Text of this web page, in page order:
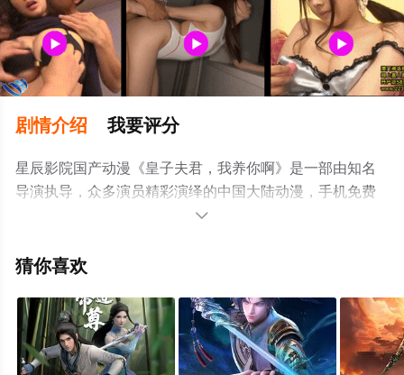
剧情介绍 我要评分
星辰影院国产动漫《皇子夫君，我养你啊》是一部由知名
导演执导，众多演员精彩演绎的中国大陆动漫，手机免费
观看高清无删减完整版动漫全集就上星辰电影网，更多相

猜你喜欢